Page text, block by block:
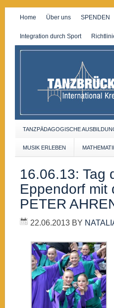
Home Über uns SPENDEN
Integration durch Sport
TANZPÄDAGOGISCHE
MUSIK ERLEBEN
16.06.13: Tag
Eppendorf mit
PETER
22.06.2013 BY